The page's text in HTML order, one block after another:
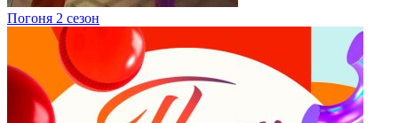
Погоня 2 сезон